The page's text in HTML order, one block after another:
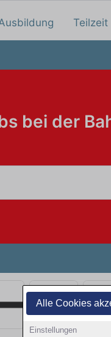
Alle Cookies
Einstellungen
Teilzeit
bei der